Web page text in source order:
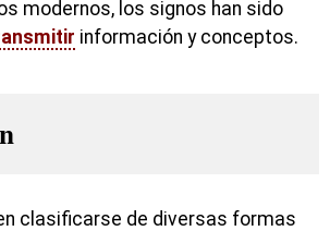
modernos, los signos han sido
información y conceptos.
clasificarse de diversas formas